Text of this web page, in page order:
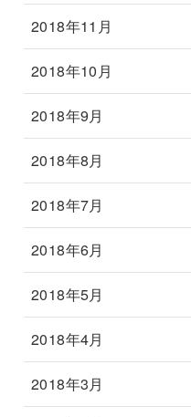
2018年11月
2018年10月
2018年9月
2018年8月
2018年7月
2018年6月
2018年5月
2018年4月
2018年3月